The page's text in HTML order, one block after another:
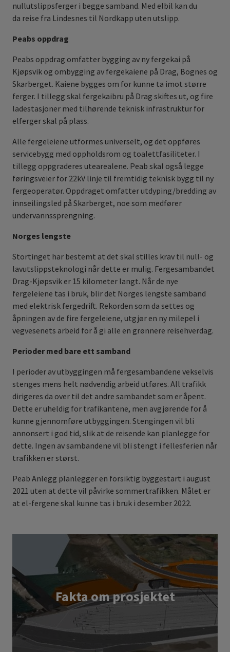
nullutslippsferger i begge samband. Med elbil kan du
da reise fra Lindesnes til Nordkapp uten utslipp.
Peabs oppdrag
Peabs oppdrag omfatter bygging av ny fergekai på
Kjøpsvik og ombygging av fergekaiene på Drag, Bognes og
Skarberget. Kaiene bygges om for kunne ta imot større
ferger. I tillegg skal fergekaibru på Drag skiftes ut, og fire
ladestasjoner med tilhørende teknisk infrastruktur for
elferger skal på plass.
Alle fergeleiene utformes universelt, og det oppføres
servicebygg med oppholdsrom og toalettfasiliteter. I
tillegg oppgraderes utearealene. Peab skal også legge
føringsveier for 22kV linje til fremtidig teknisk bygg til ny
fergeoperatør. Oppdraget omfatter utdyping/bredding av
innseilingsled på Skarberget, noe som medfører
undervannssprengning.
Norges lengste
Stortinget har bestemt at det skal stilles krav til null- og
lavutslippsteknologi når dette er mulig. Fergesambandet
Drag-Kjøpsvik er 15 kilometer langt. Når de nye
fergeleiene tas i bruk, blir det Norges lengste samband
med elektrisk fergedrift. Rekorden som da settes og
åpningen av de fire fergeleiene, utgjør en ny milepel i
vegvesenets arbeid for å gi alle en grønnere reisehverdag.
Perioder med bare ett samband
I perioder av utbyggingen må fergesambandene vekselvis
stenges mens helt nødvendig arbeid utføres. All trafikk
dirigeres da over til det andre sambandet som er åpent.
Dette er uheldig for trafikantene, men avgjørende for å
kunne gjennomføre utbyggingen. Stengingen vil bli
annonsert i god tid, slik at de reisende kan planlegge for
dette. Ingen av sambandene vil bli stengt i fellesferien når
trafikken er størst.
Peab Anlegg planlegger en forsiktig byggestart i august
2021 uten at dette vil påvirke sommertrafikken. Målet er
at el-fergene skal kunne tas i bruk i desember 2022.
Fakta om prosjektet